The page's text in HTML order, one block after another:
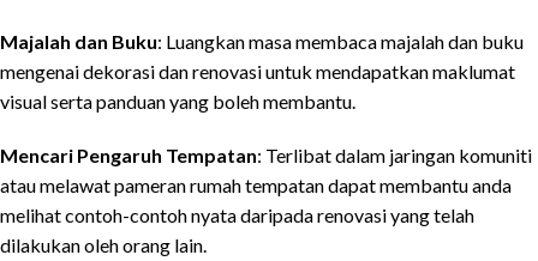
Majalah dan Buku: Luangkan masa membaca majalah dan buku
mengenai dekorasi dan renovasi untuk mendapatkan maklumat
visual serta panduan yang boleh membantu.
Mencari Pengaruh Tempatan: Terlibat dalam jaringan komuniti
atau melawat pameran rumah tempatan dapat membantu anda
melihat contoh-contoh nyata daripada renovasi yang telah
dilakukan oleh orang lain.